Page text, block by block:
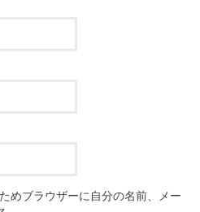
めブラウザーに自分の名前、メー